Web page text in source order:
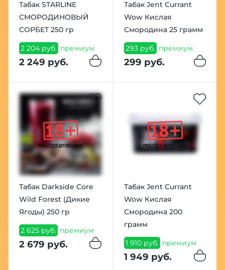
Табак STARLINE
СМОРОДИНОВЫЙ
СОРБЕТ 250 гр
2 204 руб. премиум
2 249 руб.
Табак Jent Currant
Wow Кислая
Смородина 25 грамм
293 руб. премиум
299 руб.
Табак Darkside Core
Wild Forest (Дикие
Ягоды) 250 гр
2 625 руб. премиум
2 679 руб.
Табак Jent Currant
Wow Кислая
Смородина 200
грамм
1 910 руб. премиум
1 949 руб.